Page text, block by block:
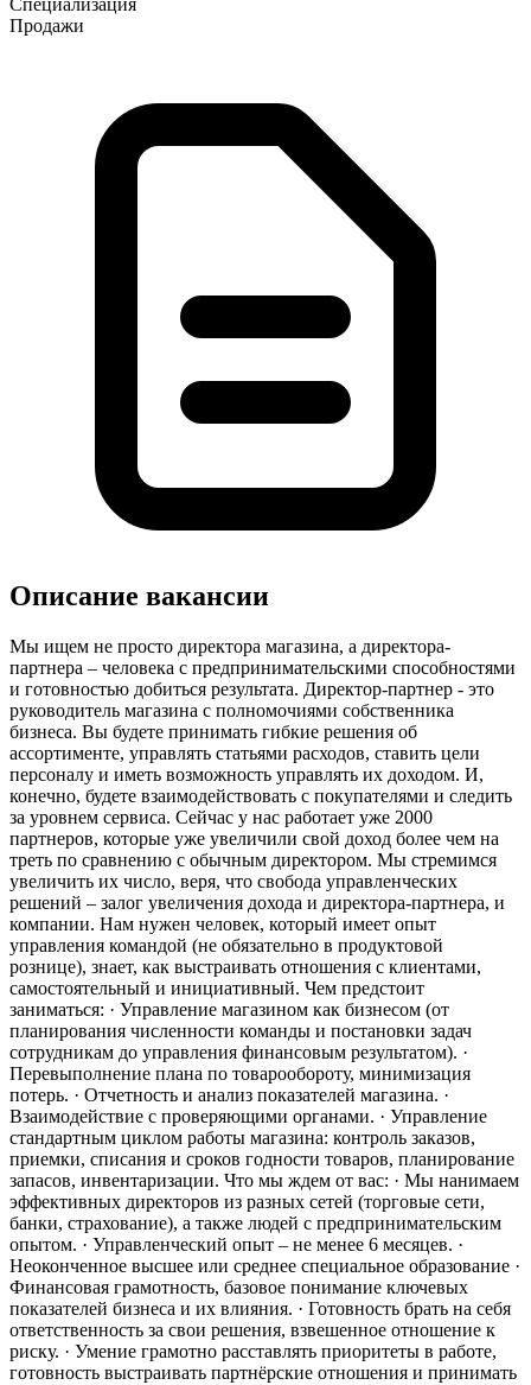
Продажи
Описание вакансии
Мы ищем не просто директора магазина, а директора-
партнера – человека с предпринимательскими способностями
и готовностью добиться результата. Директор-партнер - это
руководитель магазина с полномочиями собственника
бизнеса. Вы будете принимать гибкие решения об
ассортименте, управлять статьями расходов, ставить цели
персоналу и иметь возможность управлять их доходом. И,
конечно, будете взаимодействовать с покупателями и следить
за уровнем сервиса. Сейчас у нас работает уже 2000
партнеров, которые уже увеличили свой доход более чем на
треть по сравнению с обычным директором. Мы стремимся
увеличить их число, веря, что свобода управленческих
решений – залог увеличения дохода и директора-партнера, и
компании. Нам нужен человек, который имеет опыт
управления командой (не обязательно в продуктовой
рознице), знает, как выстраивать отношения с клиентами,
самостоятельный и инициативный. Чем предстоит
заниматься: · Управление магазином как бизнесом (от
планирования численности команды и постановки задач
сотрудникам до управления финансовым результатом). ·
Перевыполнение плана по товарообороту, минимизация
потерь. · Отчетность и анализ показателей магазина. ·
Взаимодействие с проверяющими органами. · Управление
стандартным циклом работы магазина: контроль заказов,
приемки, списания и сроков годности товаров, планирование
запасов, инвентаризации. Что мы ждем от вас: · Мы нанимаем
эффективных директоров из разных сетей (торговые сети,
банки, страхование), а также людей с предпринимательским
опытом. · Управленческий опыт – не менее 6 месяцев. ·
Неоконченное высшее или среднее специальное образование ·
Финансовая грамотность, базовое понимание ключевых
показателей бизнеса и их влияния. · Готовность брать на себя
ответственность за свои решения, взвешенное отношение к
риску. · Умение грамотно расставлять приоритеты в работе,
готовность выстраивать партнёрские отношения и принимать